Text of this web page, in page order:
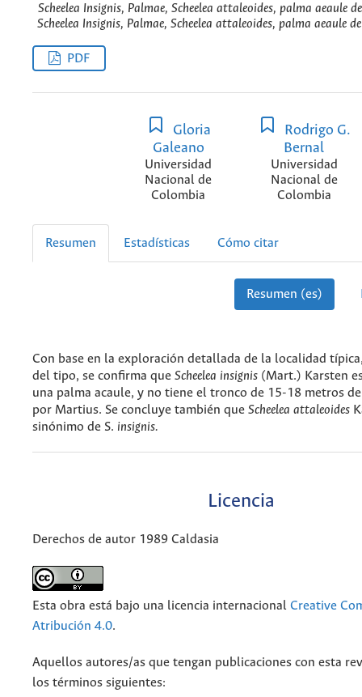
Scheelea Insignis, Palmae, Scheelea attaleoides, palma aeaule
Scheelea Insignis, Palmae, Scheelea attaleoides, palma aeaule
PDF
Gloria
Galeano
Universidad
Nacional de
Colombia
Rodrigo G.
Bernal
Universidad
Nacional de
Colombia
Resumen Estadísticas Cómo citar
Resumen (es)
Con base en la exploración detallada de la localidad
del tipo, se confirma que Scheelea insignis (Mart.) Karsten
una palma acaule, y no tiene el tronco de 15-18 metros
por Martius. Se concluye también que Scheelea attaleoides
sinónimo de S. insignis.
Licencia
Derechos de autor 1989 Caldasia
Esta obra está bajo una licencia internacional Creative
Atribución 4.0.
Aquellos autores/as que tengan publicaciones con esta
los términos siguientes: